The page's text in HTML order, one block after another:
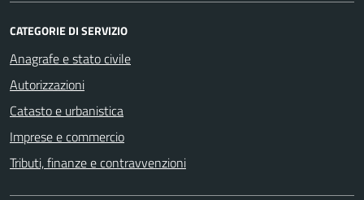
CATEGORIE DI SERVIZIO
Anagrafe e stato civile
Autorizzazioni
Catasto e urbanistica
Imprese e commercio
Tributi, finanze e contravvenzioni